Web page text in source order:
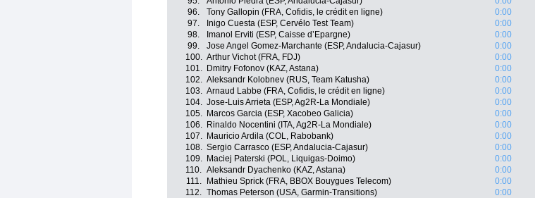
96.
Tony Gallopin (FRA, Cofidis, le crédit en ligne)
0:00
97.
Inigo Cuesta (ESP, Cervélo Test Team)
0:00
98.
Imanol Erviti (ESP, Caisse d’Epargne)
0:00
99.
Jose Angel Gomez-Marchante (ESP, Andalucia-Cajasur)
0:00
100. Arthur Vichot (FRA, FDJ)
0:00
101.
Dmitry Fofonov (KAZ, Astana)
0:00
102. Aleksandr Kolobnev (RUS, Team Katusha)
0:00
103. Arnaud Labbe (FRA, Cofidis, le crédit en ligne)
0:00
104. Jose-Luis Arrieta (ESP, Ag2R-La Mondiale)
0:00
105.
Marcos Garcia (ESP, Xacobeo Galicia)
0:00
106.
Rinaldo Nocentini (ITA, Ag2R-La Mondiale)
0:00
107.
Mauricio Ardila (COL, Rabobank)
0:00
108. Sergio Carrasco (ESP, Andalucia-Cajasur)
0:00
109.
Maciej Paterski (POL, Liquigas-Doimo)
0:00
110. Aleksandr Dyachenko (KAZ, Astana)
0:00
111.
Mathieu Sprick (FRA, BBOX Bouygues Telecom)
0:00
112. Thomas Peterson (USA, Garmin-Transitions)
0:00